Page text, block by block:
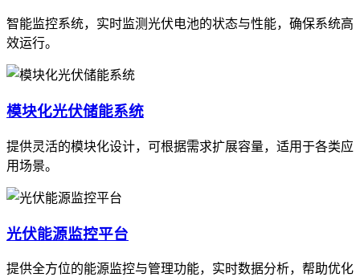
智能监控系统，实时监测光伏电池的状态与性能，确保系统高
效运行。
模块化光伏储能系统
提供灵活的模块化设计，可根据需求扩展容量，适用于各类应
用场景。
光伏能源监控平台
提供全方位的能源监控与管理功能，实时数据分析，帮助优化